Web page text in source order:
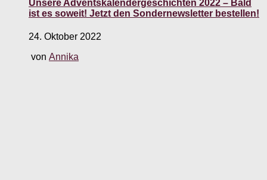
Unsere Adventskalendergeschichten 2022 – Bald
ist es soweit! Jetzt den Sondernewsletter bestellen!
24. Oktober 2022
von Annika